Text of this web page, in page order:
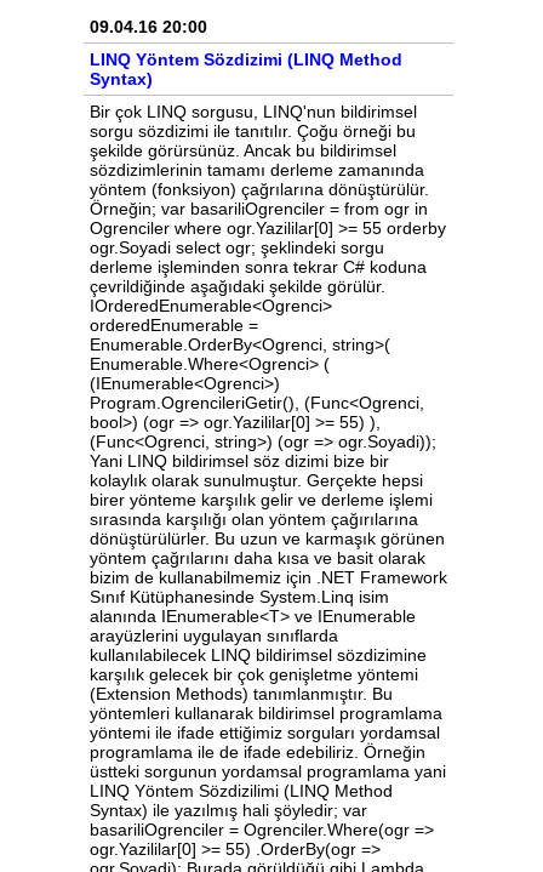
09.04.16 20:00
LINQ Yöntem Sözdizimi (LINQ Method
Syntax)
Bir çok LINQ sorgusu, LINQ'nun bildirimsel
sorgu sözdizimi ile tanıtılır. Çoğu örneği bu
şekilde görürsünüz. Ancak bu bildirimsel
sözdizimlerinin tamamı derleme zamanında
yöntem (fonksiyon) çağrılarına dönüştürülür.
Örneğin; var basariliOgrenciler = from ogr in
Ogrenciler where ogr.Yazililar[0] >= 55 orderby
ogr.Soyadi select ogr; şeklindeki sorgu
derleme işleminden sonra tekrar C# koduna
çevrildiğinde aşağıdaki şekilde görülür.
IOrderedEnumerable<Ogrenci>
orderedEnumerable =
Enumerable.OrderBy<Ogrenci, string>(
Enumerable.Where<Ogrenci> (
(IEnumerable<Ogrenci>)
Program.OgrencileriGetir(), (Func<Ogrenci,
bool>) (ogr => ogr.Yazililar[0] >= 55) ),
(Func<Ogrenci, string>) (ogr => ogr.Soyadi));
Yani LINQ bildirimsel söz dizimi bize bir
kolaylık olarak sunulmuştur. Gerçekte hepsi
birer yönteme karşılık gelir ve derleme işlemi
sırasında karşılığı olan yöntem çağırılarına
dönüştürülürler. Bu uzun ve karmaşık görünen
yöntem çağrılarını daha kısa ve basit olarak
bizim de kullanabilmemiz için .NET Framework
Sınıf Kütüphanesinde System.Linq isim
alanında IEnumerable<T> ve IEnumerable
arayüzlerini uygulayan sınıflarda
kullanılabilecek LINQ bildirimsel sözdizimine
karşılık gelecek bir çok genişletme yöntemi
(Extension Methods) tanımlanmıştır. Bu
yöntemleri kullanarak bildirimsel programlama
yöntemi ile ifade ettiğimiz sorguları yordamsal
programlama ile de ifade edebiliriz. Örneğin
üstteki sorgunun yordamsal programlama yani
LINQ Yöntem Sözdizilimi (LINQ Method
Syntax) ile yazılmış hali şöyledir; var
basariliOgrenciler = Ogrenciler.Where(ogr =>
ogr.Yazililar[0] >= 55) .OrderBy(ogr =>